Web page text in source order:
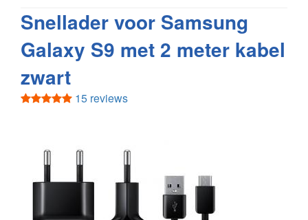
Snellader voor Samsung
Galaxy S9 met 2 meter kabel
zwart
15 reviews